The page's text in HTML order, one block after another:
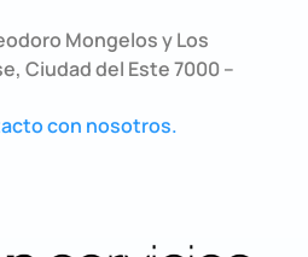
Mongelos y Los
Ciudad del Este 7000 –
con nosotros.